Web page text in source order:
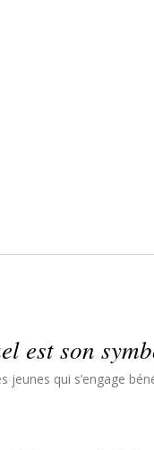
est son
qui s’engage